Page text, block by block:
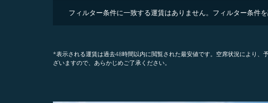
フィルター条件に一致する運賃はありません。フィルター条件を
*表示される運賃は過去48時間以内に閲覧された最安値です。空席状況により
ざいますので、あらかじめご了承ください。